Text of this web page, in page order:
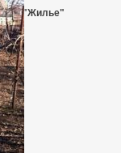
"Жилье"